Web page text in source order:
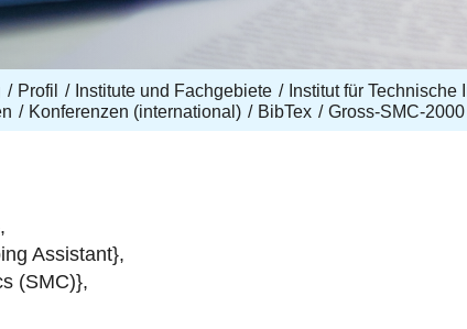
Profil Institute und Fachgebiete
Institut für
Konferenzen (international) BibTex Gross-SMC-2000
Assistant},
(SMC)},